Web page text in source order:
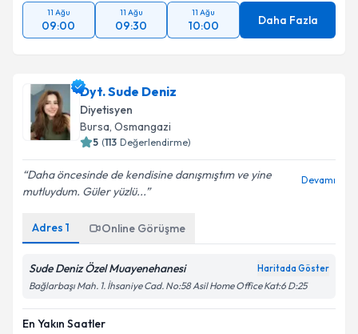
11 Ağu
09:00
11 Ağu
09:30
11 Ağu
10:00 Daha Fazla
Dyt. Sude Deniz
Diyetisyen
Bursa, Osmangazi
5 (113 Değerlendirme)
Daha öncesinde de kendisine danışmıştım ve yine
mutluydum. Güler yüzlü...
Devamı
Adres 1 Online Görüşme
Sude Deniz Özel Muayenehanesi Haritada Göster
Bağlarbaşı Mah. 1. İhsaniye Cad. No:58 Asil Home Office Kat:6 D:25
En Yakın Saatler